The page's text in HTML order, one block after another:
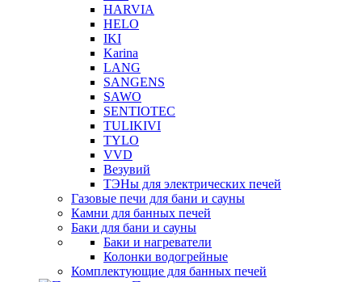
HARVIA
HELO
IKI
Karina
LANG
SANGENS
SAWO
SENTIOTEC
TULIKIVI
TYLO
VVD
Везувий
ТЭНы для электрических печей
Газовые печи для бани и сауны
Камни для банных печей
Баки для бани и сауны
Баки и нагреватели
Колонки водогрейные
Комплектующие для банных печей